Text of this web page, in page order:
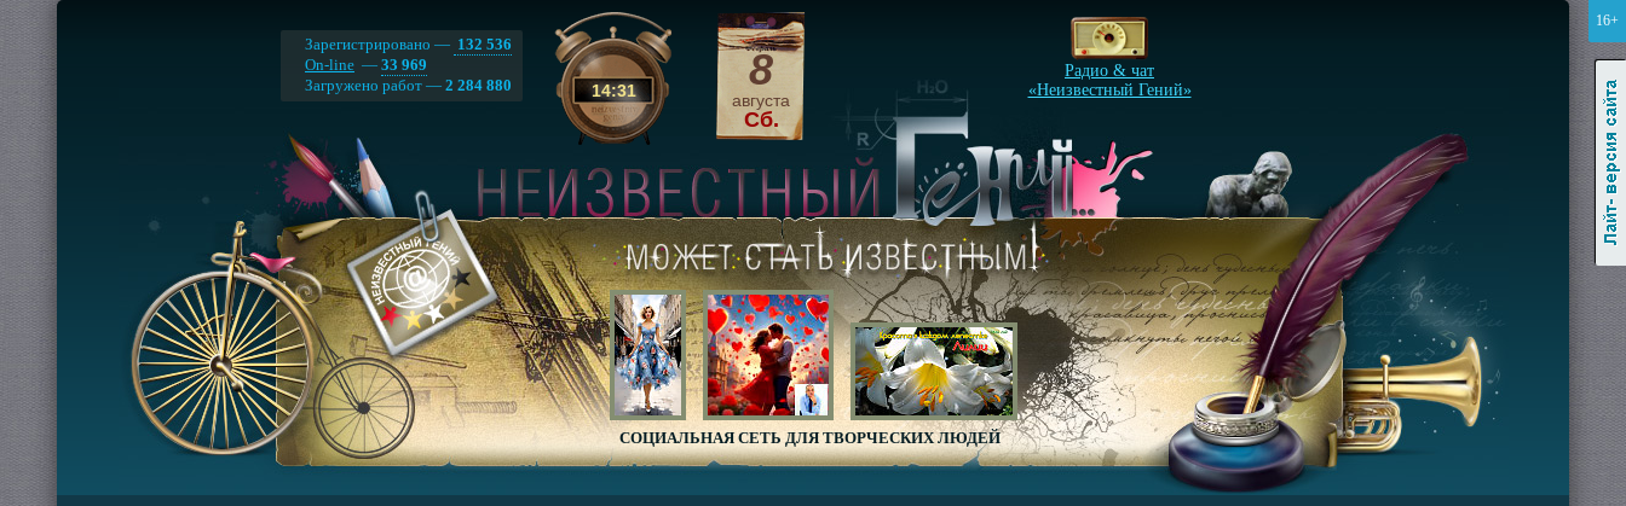
16+
14:31
Зарегистрировано — 132 536
On-line — 33 969
Загружено работ — 2 284 880 8
августа
Сб.
СОЦИАЛЬНАЯ СЕТЬ ДЛЯ ТВОРЧЕСКИХ ЛЮДЕЙ
Радио & чат
«Неизвестный Гений»